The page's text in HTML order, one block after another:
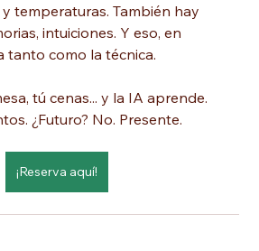
temperaturas. También hay
intuiciones. Y eso, en
tanto como la técnica.
tú cenas... y la IA aprende.
¿Futuro? No. Presente.
¡Reserva aquí!